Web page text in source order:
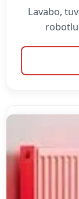
Lavabo,
robotlu